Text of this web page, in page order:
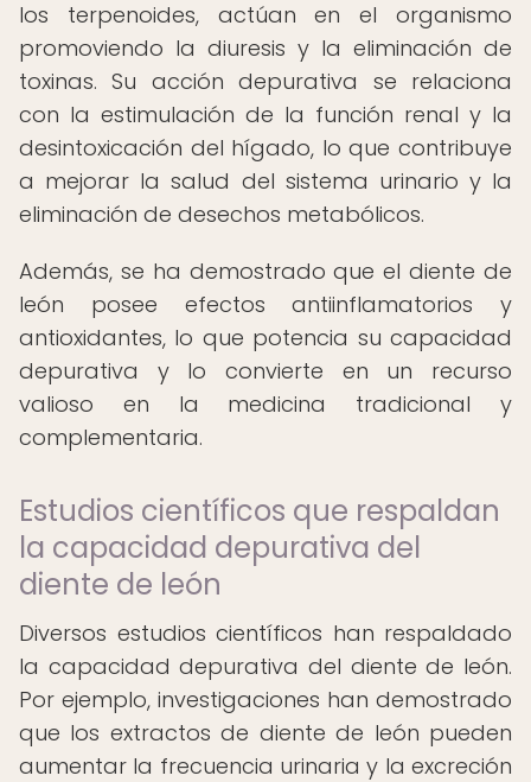
los terpenoides, actúan en el organismo
promoviendo la diuresis y la eliminación de
toxinas. Su acción depurativa se relaciona
con la estimulación de la función renal y la
desintoxicación del hígado, lo que contribuye
a mejorar la salud del sistema urinario y la
eliminación de desechos metabólicos.
Además, se ha demostrado que el diente de
león posee efectos antiinflamatorios y
antioxidantes, lo que potencia su capacidad
depurativa y lo convierte en un recurso
valioso en la medicina tradicional y
complementaria.
Estudios científicos que respaldan
la capacidad depurativa del
diente de león
Diversos estudios científicos han respaldado
la capacidad depurativa del diente de león.
Por ejemplo, investigaciones han demostrado
que los extractos de diente de león pueden
aumentar la frecuencia urinaria y la excreción